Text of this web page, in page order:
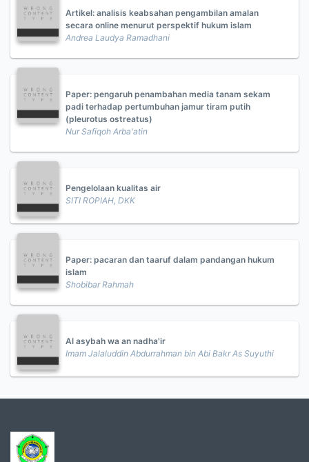
Artikel: analisis keabsahan pengambilan amalan
secara online menurut perspektif hukum islam
Andrea Laudya Ramadhani
Paper: pengaruh penambahan media tanam sekam
padi terhadap pertumbuhan jamur tiram putih
(pleurotus ostreatus)
Nur Safiqoh Arba'atin
Pengelolaan kualitas air
SITI ROPIAH, DKK
Paper: pacaran dan taaruf dalam pandangan hukum
islam
Shobibar Rahmah
Al asybah wa an nadha'ir
Imam Jalaluddin Abdurrahman bin Abi Bakr As Suyuthi